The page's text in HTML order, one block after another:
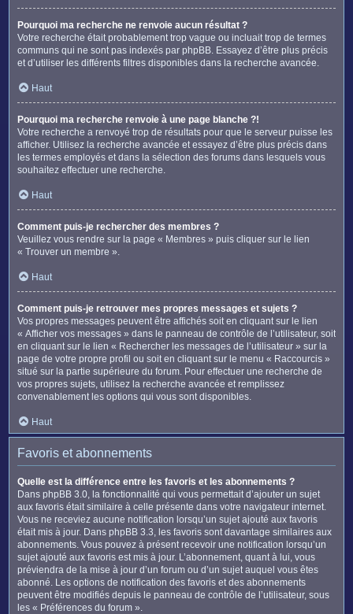
Pourquoi ma recherche ne renvoie aucun résultat ?
Votre recherche était probablement trop vague ou incluait trop de termes
communs qui ne sont pas indexés par phpBB. Essayez d’être plus précis
et d’utiliser les différents filtres disponibles dans la recherche avancée.
Haut
Pourquoi ma recherche renvoie à une page blanche ?!
Votre recherche a renvoyé trop de résultats pour que le serveur puisse les
afficher. Utilisez la recherche avancée et essayez d’être plus précis dans
les termes employés et dans la sélection des forums dans lesquels vous
souhaitez effectuer une recherche.
Haut
Comment puis-je rechercher des membres ?
Veuillez vous rendre sur la page « Membres » puis cliquer sur le lien
« Trouver un membre ».
Haut
Comment puis-je retrouver mes propres messages et sujets ?
Vos propres messages peuvent être affichés soit en cliquant sur le lien
« Afficher vos messages » dans le panneau de contrôle de l’utilisateur, soit
en cliquant sur le lien « Rechercher les messages de l’utilisateur » sur la
page de votre propre profil ou soit en cliquant sur le menu « Raccourcis »
situé sur la partie supérieure du forum. Pour effectuer une recherche de
vos propres sujets, utilisez la recherche avancée et remplissez
convenablement les options qui vous sont disponibles.
Haut
Favoris et abonnements
Quelle est la différence entre les favoris et les abonnements ?
Dans phpBB 3.0, la fonctionnalité qui vous permettait d’ajouter un sujet
aux favoris était similaire à celle présente dans votre navigateur internet.
Vous ne receviez aucune notification lorsqu’un sujet ajouté aux favoris
était mis à jour. Dans phpBB 3.3, les favoris sont davantage similaires aux
abonnements. Vous pouvez à présent recevoir une notification lorsqu’un
sujet ajouté aux favoris est mis à jour. L’abonnement, quant à lui, vous
préviendra de la mise à jour d’un forum ou d’un sujet auquel vous êtes
abonné. Les options de notification des favoris et des abonnements
peuvent être modifiés depuis le panneau de contrôle de l’utilisateur, sous
les « Préférences du forum ».